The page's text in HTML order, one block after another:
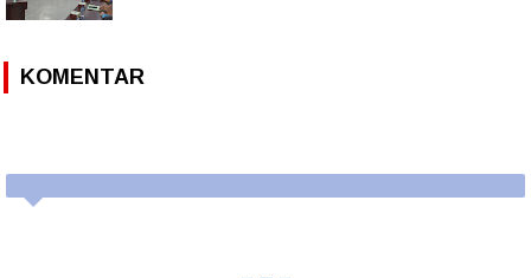
KOMENTAR